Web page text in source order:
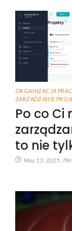
ORGANIZACJA
ZARZĄDZANIE
Po co Ci
to nie
May 13, 2025 /